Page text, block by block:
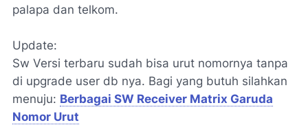
palapa dan telkom.
Update:
Sw Versi terbaru sudah bisa urut nomornya tanpa
di upgrade user db nya. Bagi yang butuh silahkan
menuju: Berbagai SW Receiver Matrix Garuda
Nomor Urut